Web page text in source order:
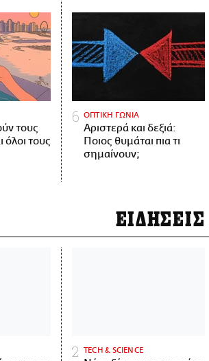
τους
όλοι τους
ΟΠΤΙΚΗ ΓΩΝΙΑ
Αριστερά και δεξιά:
Ποιος θυμάται πια τι
σημαίνουν;
ΕΙΔΗΣΕΙΣ
ΤECH & SCIENCE